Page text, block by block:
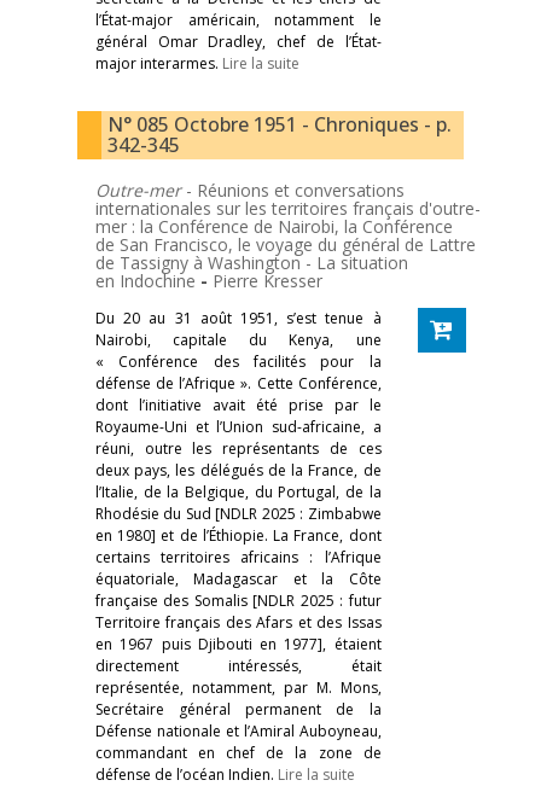
l’État-major américain, notamment le
général Omar Dradley, chef de l’État-
major interarmes. Lire la suite
N° 085 Octobre 1951 - Chroniques - p.
342-345
Outre-mer- Réunions et conversations
internationales sur les territoires français d'outre-
mer : la Conférence de Nairobi, la Conférence
de San Francisco, le voyage du général de Lattre
de Tassigny à Washington - La situation
en Indochine - Pierre Kresser
Du 20 au 31 août 1951, s’est tenue à
Nairobi, capitale du Kenya, une
« Conférence des facilités pour la
défense de l’Afrique ». Cette Conférence,
dont l’initiative avait été prise par le
Royaume-Uni et l’Union sud-africaine, a
réuni, outre les représentants de ces
deux pays, les délégués de la France, de
l’Italie, de la Belgique, du Portugal, de la
Rhodésie du Sud [NDLR 2025 : Zimbabwe
en 1980] et de l’Éthiopie. La France, dont
certains territoires africains : l’Afrique
équatoriale, Madagascar et la Côte
française des Somalis [NDLR 2025 : futur
Territoire français des Afars et des Issas
en 1967 puis Djibouti en 1977], étaient
directement intéressés, était
représentée, notamment, par M. Mons,
Secrétaire général permanent de la
Défense nationale et l’Amiral Auboyneau,
commandant en chef de la zone de
défense de l’océan Indien. Lire la suite